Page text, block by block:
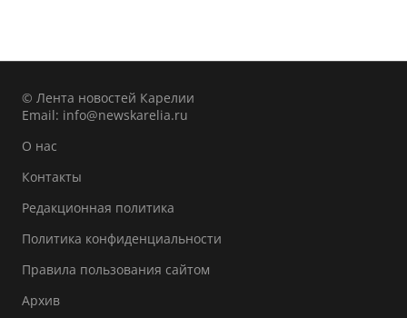
© Лента новостей Карелии
Email: info@newskarelia.ru
О нас
Контакты
Редакционная политика
Политика конфиденциальности
Правила пользования сайтом
Архив